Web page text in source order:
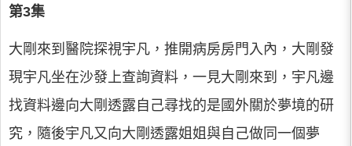
第3集
大剛來到醫院探視宇凡，推開病房房門入內，大剛發
現宇凡坐在沙發上查詢資料，一見大剛來到，宇凡邊
找資料邊向大剛透露自己尋找的是國外關於夢境的研
究，隨後宇凡又向大剛透露姐姐與自己做同一個夢